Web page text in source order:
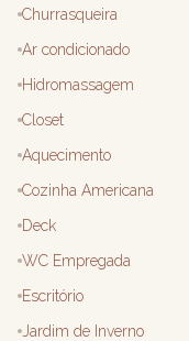
Churrasqueira
Ar condicionado
Hidromassagem
Closet
Aquecimento
Cozinha Americana
Deck
WC Empregada
Escritório
Jardim de Inverno